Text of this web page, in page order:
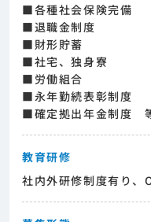
■各種社会保険完備
■退職金制度
■財形貯蓄
■社宅、独身寮
■労働組合
■永年勤続表彰制度
■確定拠出年金制度
教育研修
社内外研修制度有り、